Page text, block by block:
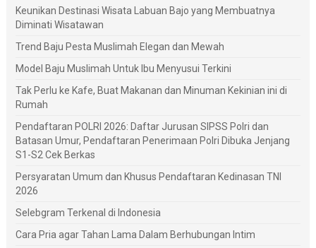
Keunikan Destinasi Wisata Labuan Bajo yang Membuatnya
Diminati Wisatawan
Trend Baju Pesta Muslimah Elegan dan Mewah
Model Baju Muslimah Untuk Ibu Menyusui Terkini
Tak Perlu ke Kafe, Buat Makanan dan Minuman Kekinian ini di
Rumah
Pendaftaran POLRI 2026: Daftar Jurusan SIPSS Polri dan
Batasan Umur, Pendaftaran Penerimaan Polri Dibuka Jenjang
S1-S2 Cek Berkas
Persyaratan Umum dan Khusus Pendaftaran Kedinasan TNI
2026
Selebgram Terkenal di Indonesia
Cara Pria agar Tahan Lama Dalam Berhubungan Intim